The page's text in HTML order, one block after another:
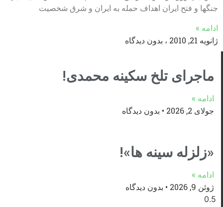
جنگها و فتح ایران اهداف حمله به ایران و شرق شخصیت
ادامه »
ژانویه 21, 2010 بدون دیدگاه
ماجرای تلخ سکینه محمدی!
ادامه »
جولای 2, 2026 بدون دیدگاه
«زلزله سینه ها»!
ادامه »
ژوئن 9, 2026 بدون دیدگاه